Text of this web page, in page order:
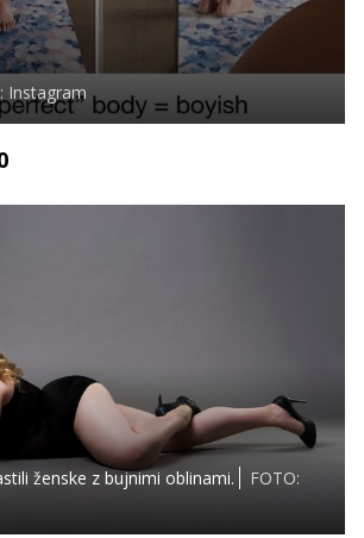
Instagram
ženske z bujnimi oblinami.
FOTO: